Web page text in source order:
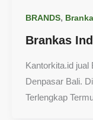
BRANDS,
Brankas
Kantorkita.id jual
Denpasar Bali.
Terlengkap